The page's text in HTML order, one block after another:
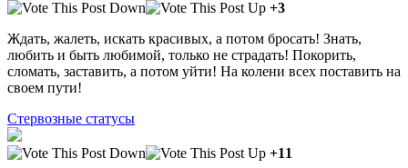
+3
Ждать, жалеть, искать красивых, а потом бросать! Знать,
любить и быть любимой, только не страдать! Покорить,
сломать, заставить, а потом уйти! На колени всех поставить на
своем пути!
Стервозные статусы
+11